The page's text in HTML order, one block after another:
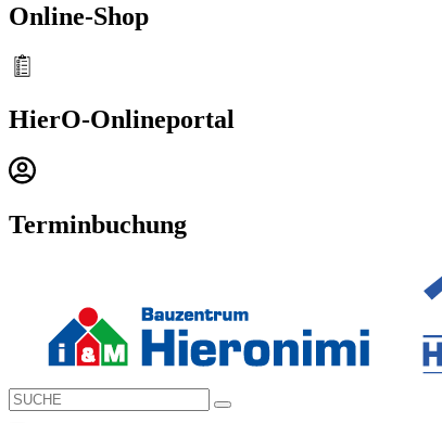
Online-Shop
HierO-Onlineportal
Terminbuchung